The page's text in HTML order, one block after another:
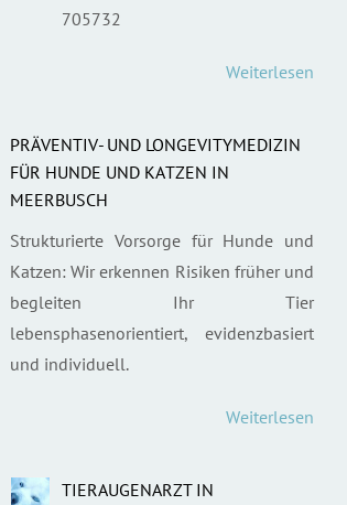
705732
Weiterlesen
PRÄVENTIV- UND LONGEVITYMEDIZIN
FÜR HUNDE UND KATZEN IN
MEERBUSCH
Strukturierte Vorsorge für Hunde und
Katzen: Wir erkennen Risiken früher und
begleiten Ihr Tier
lebensphasenorientiert, evidenzbasiert
und individuell.
Weiterlesen
TIERAUGENARZT IN